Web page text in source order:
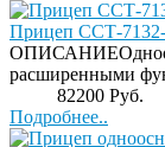
Прицеп ССТ-
расширенными
82200 Руб.
Подробнее..